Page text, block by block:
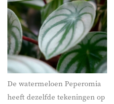
De watermeloen Peperomia
heeft dezelfde tekeningen op